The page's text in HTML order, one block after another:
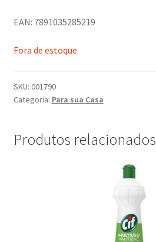
EAN: 7891035285219
Fora de estoque
SKU: 001790
Categoria: Para sua Casa
Produtos relacionados